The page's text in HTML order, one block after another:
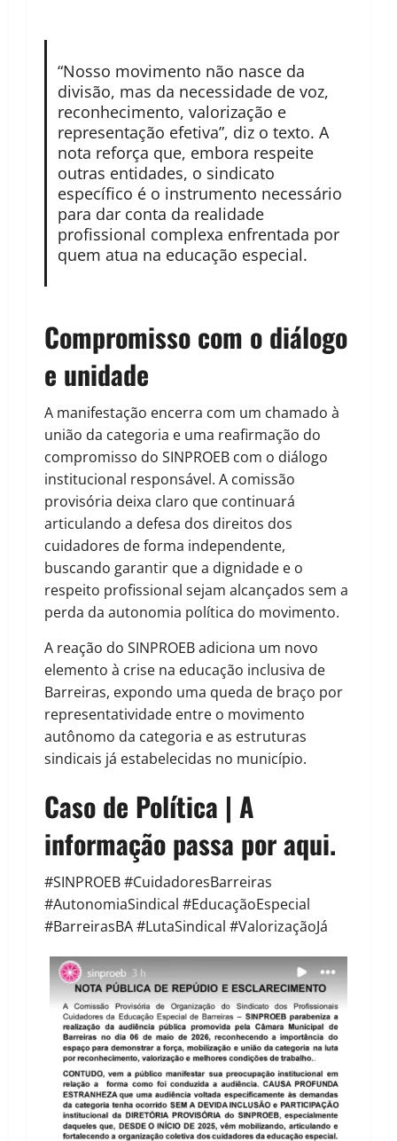
“Nosso movimento não nasce da
divisão, mas da necessidade de voz,
reconhecimento, valorização e
representação efetiva”, diz o texto. A
nota reforça que, embora respeite
outras entidades, o sindicato
específico é o instrumento necessário
para dar conta da realidade
profissional complexa enfrentada por
quem atua na educação especial.
Compromisso com o diálogo
e unidade
A manifestação encerra com um chamado à
união da categoria e uma reafirmação do
compromisso do SINPROEB com o diálogo
institucional responsável. A comissão
provisória deixa claro que continuará
articulando a defesa dos direitos dos
cuidadores de forma independente,
buscando garantir que a dignidade e o
respeito profissional sejam alcançados sem a
perda da autonomia política do movimento.
A reação do SINPROEB adiciona um novo
elemento à crise na educação inclusiva de
Barreiras, expondo uma queda de braço por
representatividade entre o movimento
autônomo da categoria e as estruturas
sindicais já estabelecidas no município.
Caso de Política | A
informação passa por aqui.
#SINPROEB #CuidadoresBarreiras
#AutonomiaSindical #EducaçãoEspecial
#BarreirasBA #LutaSindical #ValorizaçãoJá